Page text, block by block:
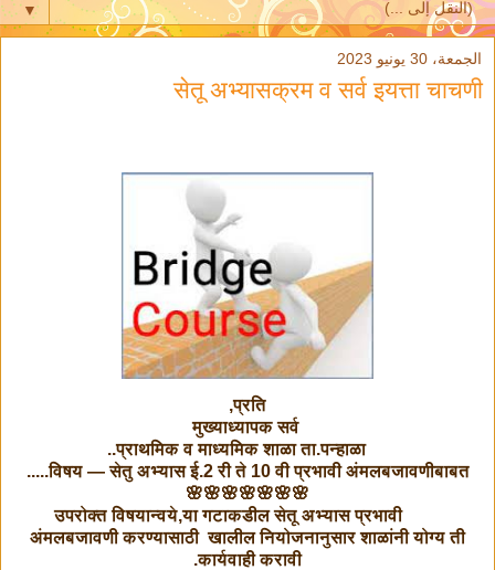
▼
الجمعة، 30 يونيو 2023
सेतू अभ्यासक्रम व सर्व इयत्ता चाचणी
प्रति,
मुख्याध्यापक सर्व
प्राथमिक व माध्यमिक शाळा ता.पन्हाळा..
विषय — सेतु अभ्यास ई.2 री ते 10 वी प्रभावी अंमलबजावणीबाबत.....
🌸🌸🌸🌸🌸🌸🌸
उपरोक्त विषयान्वये,या गटाकडील सेतू अभ्यास प्रभावी
अंमलबजावणी करण्यासाठी खालील नियोजनानुसार शाळांनी योग्य ती
कार्यवाही करावी.